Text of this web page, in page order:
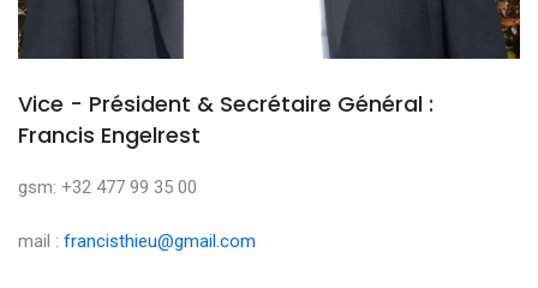
Vice - Président & Secrétaire Général :
Francis Engelrest
gsm: +32 477 99 35 00
mail : francisthieu@gmail.com